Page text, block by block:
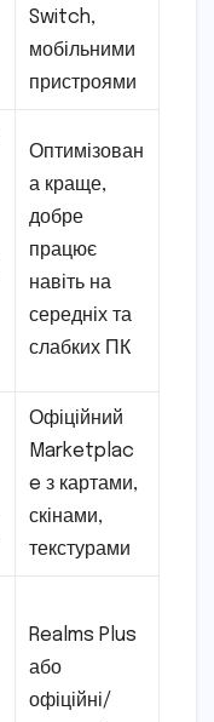
Switch,
мобільними
пристроями
Оптимізован
а краще,
добре
працює
навіть на
середніх та
слабких ПК
Офіційний
Marketplac
e з картами,
скінами,
текстурами
Realms Plus
або
офіційні/